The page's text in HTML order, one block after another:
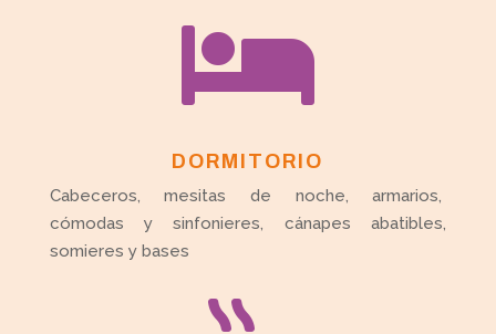

DORMITORIO
Cabeceros, mesitas de noche, armarios,
cómodas y sinfonieres, cánapes abatibles,
somieres y bases